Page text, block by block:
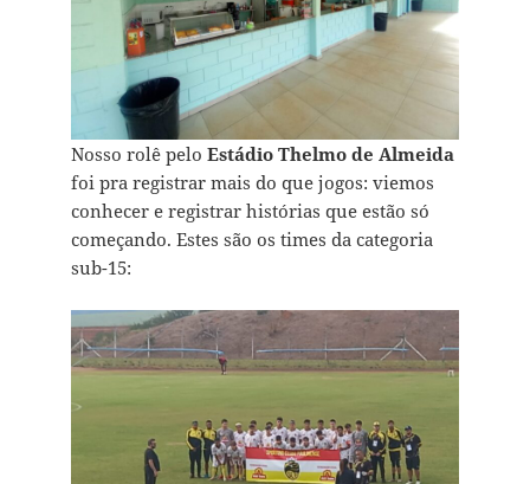
Nosso rolê pelo Estádio Thelmo de Almeida
foi pra registrar mais do que jogos: viemos
conhecer e registrar histórias que estão só
começando. Estes são os times da categoria
sub-15: